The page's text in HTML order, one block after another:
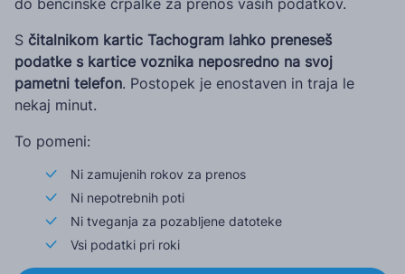
do bencinske črpalke za prenos vaših podatkov.
S čitalnikom kartic Tachogram lahko preneseš
podatke s kartice voznika neposredno na svoj
pametni telefon. Postopek je enostaven in traja le
nekaj minut.
To pomeni:
Ni zamujenih rokov za prenos
Ni nepotrebnih poti
Ni tveganja za pozabljene datoteke
Vsi podatki pri roki